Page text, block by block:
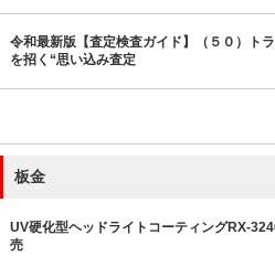
令和最新版【査定検査ガイド】（５０）ト
を招く“思い込み査定
板金
UV硬化型ヘッドライトコーティングRX-
売